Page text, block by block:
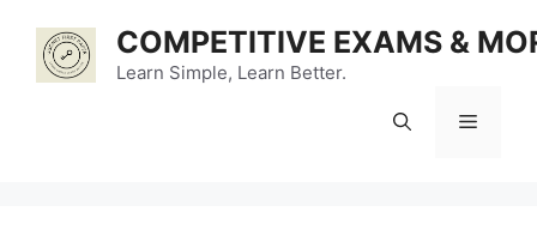
content
COMPETITIVE EXAMS &
Learn Simple, Learn Better.
Menu